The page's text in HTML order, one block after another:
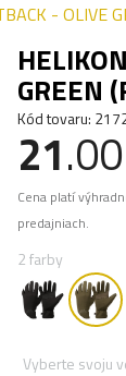
- OLIVE
GREEN
Kód tovaru:
21
Cena platí
predajniach.
2 farby
Vyberte svoju